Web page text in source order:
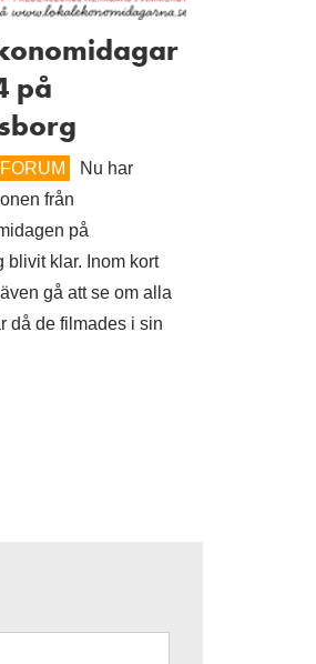
på
Nu har
från
på
blivit klar. Inom kort
gå att se om alla
då de filmades i sin